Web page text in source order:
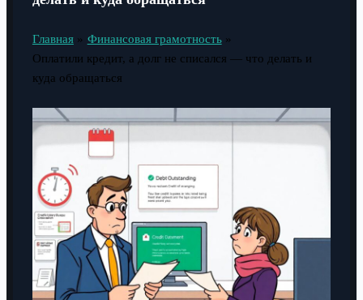
Главная
Финансовая грамотность
Оплатили кредит, а долг не списался — что делать и
куда обращаться